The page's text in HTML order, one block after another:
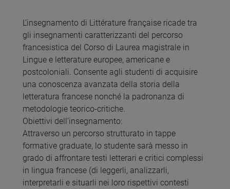
L’insegnamento di Littérature française ricade tra
gli insegnamenti caratterizzanti del percorso
francesistica del Corso di Laurea magistrale in
Lingue e letterature europee, americane e
postcoloniali. Consente agli studenti di acquisire
una conoscenza avanzata della storia della
letteratura francese nonché la padronanza di
metodologie teorico-critiche.
Obiettivi dell’insegnamento:
Attraverso un percorso strutturato in tappe
formative graduate, lo studente sarà messo in
grado di affrontare testi letterari e critici complessi
in lingua francese (di leggerli, analizzarli,
interpretarli e situarli nei loro rispettivi contesti